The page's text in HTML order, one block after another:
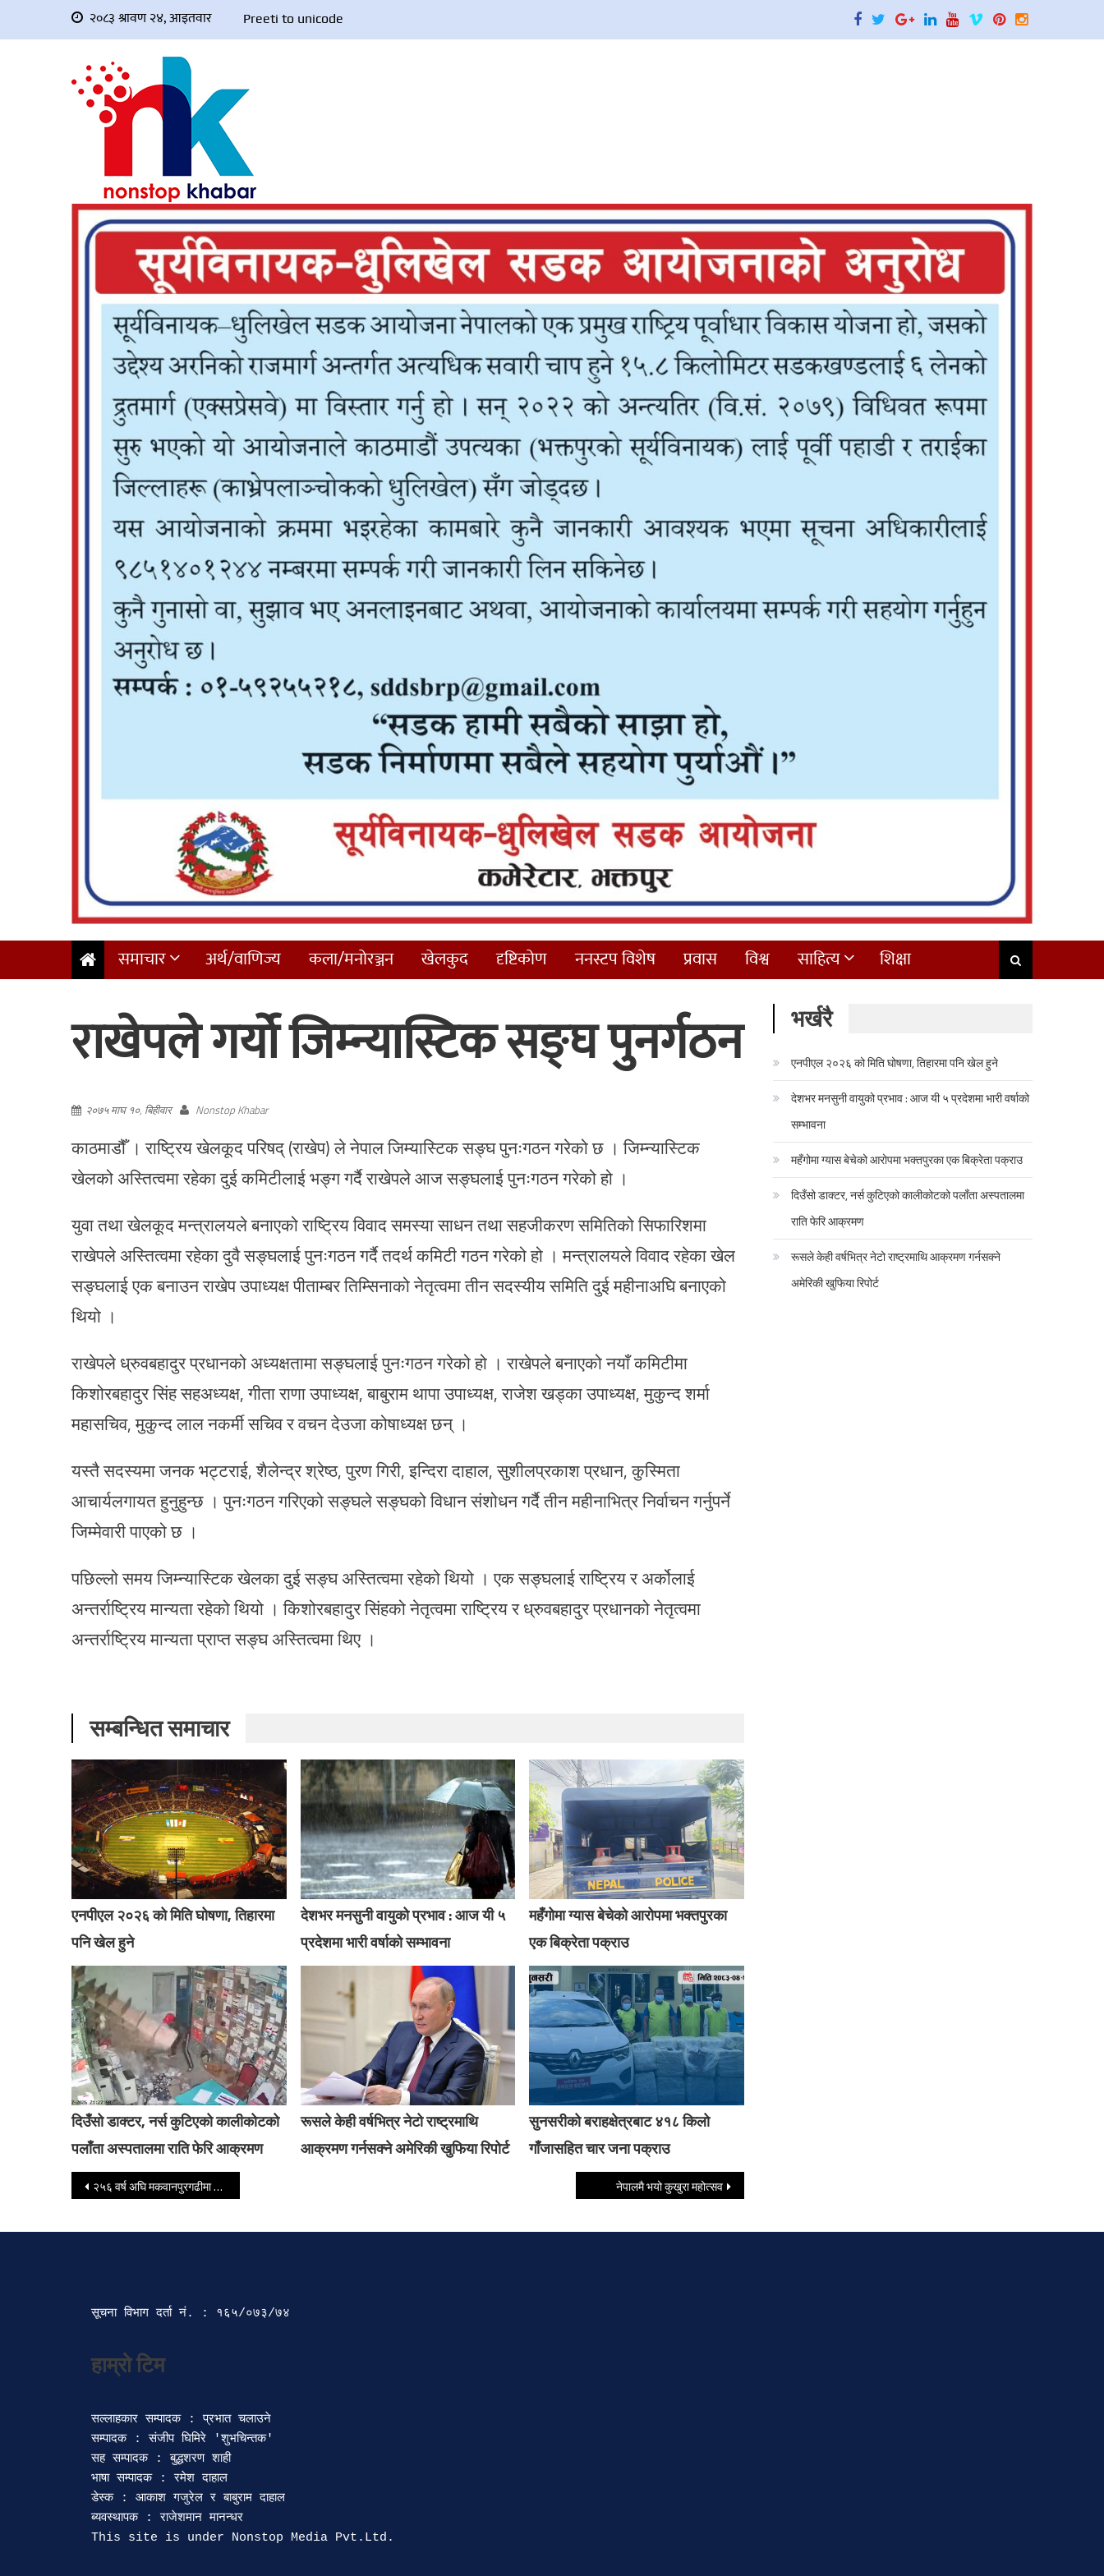
२०८३ श्रावण २४, आइतवार Preeti to unicode
समाचार अर्थ/वाणिज्य कला/मनोरञ्जन खेलकुद दृष्टिकोण ननस्टप विशेष प्रवास विश्व साहित्य शिक्षा
राखेपले गर्यो जिम्न्यास्टिक सङ्घ पुनर्गठन
२०७५ माघ १०, बिहीवार Nonstop Khabar
काठमाडौँ । राष्ट्रिय खेलकूद परिषद् (राखेप) ले नेपाल जिम्यास्टिक सङ्घ पुनःगठन गरेको छ । जिम्न्यास्टिक
खेलको अस्तित्वमा रहेका दुई कमिटीलाई भङ्ग गर्दै राखेपले आज सङ्घलाई पुनःगठन गरेको हो ।
युवा तथा खेलकूद मन्त्रालयले बनाएको राष्ट्रिय विवाद समस्या साधन तथा सहजीकरण समितिको सिफारिशमा
राखेपले अस्तित्वमा रहेका दुवै सङ्घलाई पुनःगठन गर्दै तदर्थ कमिटी गठन गरेको हो । मन्त्रालयले विवाद रहेका खेल
सङ्घलाई एक बनाउन राखेप उपाध्यक्ष पीताम्बर तिम्सिनाको नेतृत्वमा तीन सदस्यीय समिति दुई महीनाअघि बनाएको
थियो ।
राखेपले ध्रुवबहादुर प्रधानको अध्यक्षतामा सङ्घलाई पुनःगठन गरेको हो । राखेपले बनाएको नयाँ कमिटीमा
किशोरबहादुर सिंह सहअध्यक्ष, गीता राणा उपाध्यक्ष, बाबुराम थापा उपाध्यक्ष, राजेश खड्का उपाध्यक्ष, मुकुन्द शर्मा
महासचिव, मुकुन्द लाल नकर्मी सचिव र वचन देउजा कोषाध्यक्ष छन् ।
यस्तै सदस्यमा जनक भट्टराई, शैलेन्द्र श्रेष्ठ, पुरण गिरी, इन्दिरा दाहाल, सुशीलप्रकाश प्रधान, कुस्मिता
आचार्यलगायत हुनुहुन्छ । पुनःगठन गरिएको सङ्घले सङ्घको विधान संशोधन गर्दै तीन महीनाभित्र निर्वाचन गर्नुपर्ने
जिम्मेवारी पाएको छ ।
पछिल्लो समय जिम्न्यास्टिक खेलका दुई सङ्घ अस्तित्वमा रहेको थियो । एक सङ्घलाई राष्ट्रिय र अर्कोलाई
अन्तर्राष्ट्रिय मान्यता रहेको थियो । किशोरबहादुर सिंहको नेतृत्वमा राष्ट्रिय र ध्रुवबहादुर प्रधानको नेतृत्वमा
अन्तर्राष्ट्रिय मान्यता प्राप्त सङ्घ अस्तित्वमा थिए ।
सम्बन्धित समाचार
एनपीएल २०२६ को मिति घोषणा, तिहारमा
पनि खेल हुने
देशभर मनसुनी वायुको प्रभाव : आज यी ५
प्रदेशमा भारी वर्षाको सम्भावना
महँगोमा ग्यास बेचेको आरोपमा भक्तपुरका
एक बिक्रेता पक्राउ
दिउँसो डाक्टर, नर्स कुटिएको कालीकोटको
पलाँता अस्पतालमा राति फेरि आक्रमण
रूसले केही वर्षभित्र नेटो राष्ट्रमाथि
आक्रमण गर्नसक्ने अमेरिकी खुफिया रिपोर्ट
सुनसरीको बराहक्षेत्रबाट ४१८ किलो
गाँजासहित चार जना पक्राउ
Post navigation
२५६ वर्ष अघि मकवानपुरगढीमा गोर्खालीहरुले मुगलहरुलाई हराएको त्यो दिन नेपालमै भयो कुखुरा महोत्सव
भर्खरै
एनपीएल २०२६ को मिति घोषणा, तिहारमा पनि खेल हुने
देशभर मनसुनी वायुको प्रभाव : आज यी ५ प्रदेशमा भारी वर्षाको
सम्भावना
महँगोमा ग्यास बेचेको आरोपमा भक्तपुरका एक बिक्रेता पक्राउ
दिउँसो डाक्टर, नर्स कुटिएको कालीकोटको पलाँता अस्पतालमा
राति फेरि आक्रमण
रूसले केही वर्षभित्र नेटो राष्ट्रमाथि आक्रमण गर्नसक्ने
अमेरिकी खुफिया रिपोर्ट
सूचना विभाग दर्ता‍ नं. : १६५/०७३/७४
हाम्रो टिम
सल्लाहकार सम्पादक : प्रभात चलाउने
सम्पादक : संजीप घिमिरे 'शुभचिन्तक'
सह सम्पादक : बुद्धशरण शाही
भाषा सम्पादक : रमेश दाहाल
डेस्क : आकाश गजुरेल र बाबुराम दाहाल
ब्यवस्थापक : राजेशमान मानन्धर